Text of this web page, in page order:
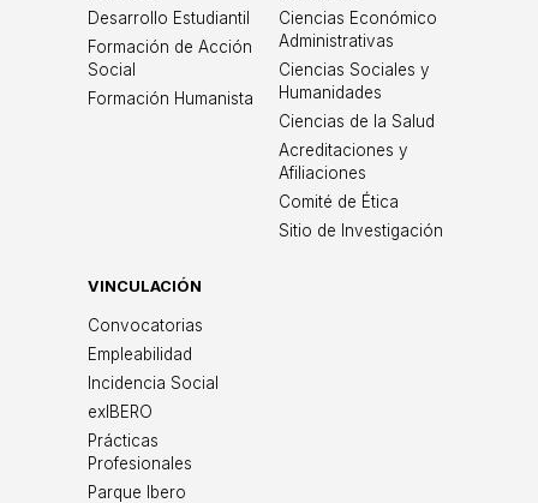
Desarrollo Estudiantil
Formación de Acción
Social
Formación Humanista
Ciencias Económico
Administrativas
Ciencias Sociales y
Humanidades
Ciencias de la Salud
Acreditaciones y
Afiliaciones
Comité de Ética
Sitio de Investigación
VINCULACIÓN
Convocatorias
Empleabilidad
Incidencia Social
exIBERO
Prácticas
Profesionales
Parque Ibero